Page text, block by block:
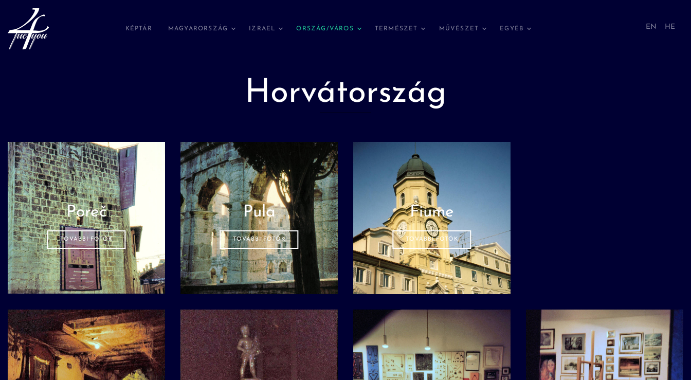
KÉPTÁR MAGYARORSZÁG IZRAEL ORSZÁG/VÁROS TERMÉSZET MŰVÉSZET EGYÉB EN HE
Horvátország
Poreč
TOVÁBBI FOTÓK
Pula
TOVÁBBI FOTÓK
Fiume
TOVÁBBI FOTÓK